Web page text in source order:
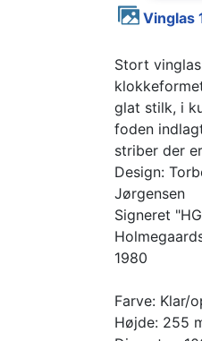
Stort
glat stilk, i
foden
striber der
Design:
Jørgensen
Signeret
1980
Farve: Klar/
Højde: 255